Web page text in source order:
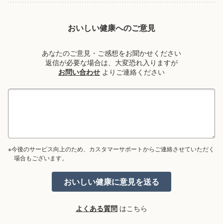
おいしい健康へのご意見
あなたのご意見・ご感想をお聞かせください
返信が必要な場合は、大変恐れ入りますが
お問い合わせ よりご連絡ください
※今後のサービス向上のため、カスタマーサポートからご連絡させていただく
場合もございます。
よくある質問 はこちら